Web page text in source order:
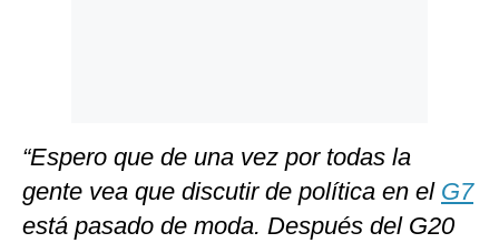
“Espero que de una vez por todas la
gente vea que discutir de política en el G7
está pasado de moda. Después del G20